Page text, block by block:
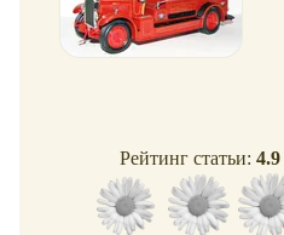
Рейтинг статьи: 4.9